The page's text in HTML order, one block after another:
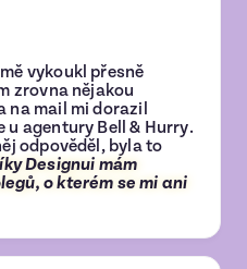
vykoukl přesně
zrovna nějakou
na mail mi dorazil
u agentury Bell & Hurry.
odpověděl, byla to
Designui mám
o kterém se mi ani